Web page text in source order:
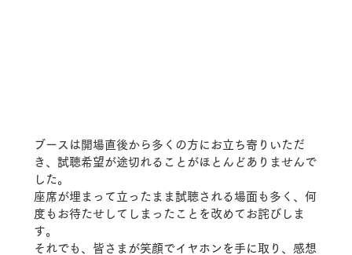
ブースは開場直後から多くの方にお立ち寄りいただ
き、試聴希望が途切れることがほとんどありませんで
した。
座席が埋まって立ったまま試聴される場面も多く、何
度もお待たせしてしまったことを改めてお詫びしま
す。
それでも、皆さまが笑顔でイヤホンを手に取り、感想